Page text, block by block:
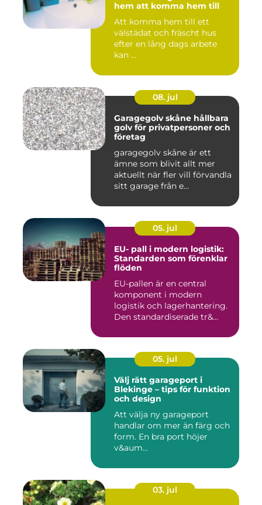
hem att komma hem till
Att komma hem till ett
välstädat och fräscht hus
efter en lång dags arbete
kan ...
08. jul
Garagegolv skåne hållbara
golv för privatpersoner och
företag
garagegolv skåne är ett
ämne som blivit allt mer
aktuellt när fler vill förvandla
sitt garage från e...
05. jul
EU- pall i modern logistik:
Standarden som förenklar
flöden
EU-pallen är en central
komponent i modern
logistik och lagerhantering.
Den standardiserade tr&...
05. jul
Välj rätt garageport i
Blekinge – tips för funktion
och design
Att välja ny garageport
handlar om mer än färg och
form. En bra port höjer
v&aum...
03. jul